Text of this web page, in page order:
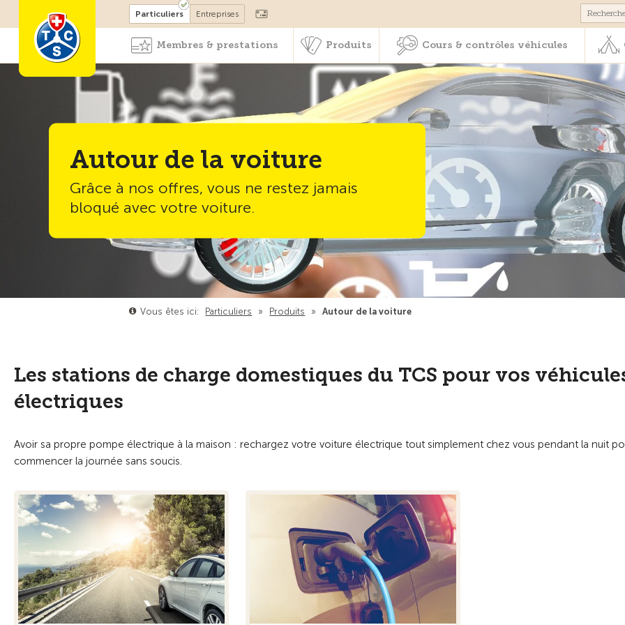
Devenir membre Cours & contrôles
Particuliers Entreprises
Membres & prestations Produits Cours & contrôles véhicules
Autour de la voiture
Grâce à nos offres, vous ne restez jamais
bloqué avec votre voiture.
Vous êtes ici: Particuliers » Produits » Autour de la voiture
Les stations de charge domestiques du TCS pour vos
électriques
Avoir sa propre pompe électrique à la maison : rechargez votre voiture électrique tout simplement chez vous pendant la nuit
commencer la journée sans soucis.